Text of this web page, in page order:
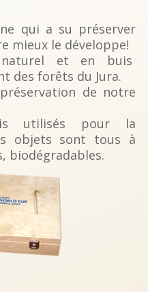
qui a su préserver
mieux le développe!
et en buis
des forêts du Jura.
de notre
utilisés pour la
objets sont tous à
biodégradables.